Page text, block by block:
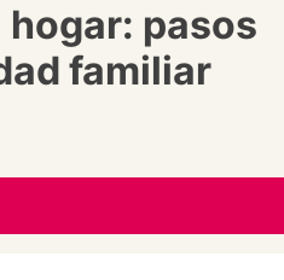
pasos
familiar